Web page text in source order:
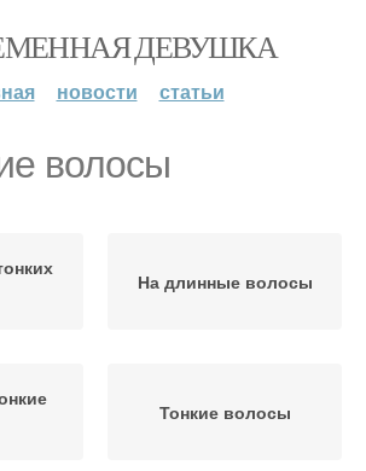
ДЕВУШКА
новости статьи
волосы
На длинные волосы
Тонкие волосы